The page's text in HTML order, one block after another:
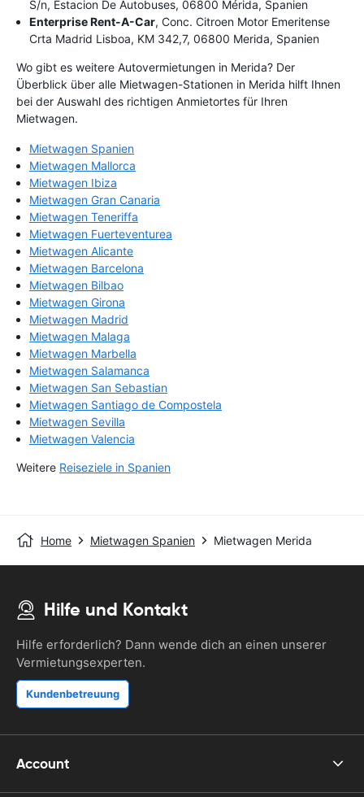
S/n, Estacion De Autobuses, 06800 Mérida, Spanien
Enterprise Rent-A-Car, Conc. Citroen Motor Emeritense
Crta Madrid Lisboa, KM 342,7, 06800 Merida, Spanien
Wo gibt es weitere Autovermietungen in Merida? Der
Überblick über alle Mietwagen-Stationen in Merida hilft Ihnen
bei der Auswahl des richtigen Anmietortes für Ihren
Mietwagen.
Mietwagen Spanien
Mietwagen Mallorca
Mietwagen Ibiza
Mietwagen Gran Canaria
Mietwagen Teneriffa
Mietwagen Fuerteventurea
Mietwagen Alicante
Mietwagen Barcelona
Mietwagen Bilbao
Mietwagen Girona
Mietwagen Madrid
Mietwagen Malaga
Mietwagen Marbella
Mietwagen Salamanca
Mietwagen San Sebastian
Mietwagen Santiago de Compostela
Mietwagen Sevilla
Mietwagen Valencia
Weitere Reiseziele in Spanien
Home Mietwagen Spanien Mietwagen Merida
Hilfe und Kontakt
Hilfe erforderlich? Dann wende dich an einen unserer
Vermietungsexperten.
Kundenbetreuung
Account